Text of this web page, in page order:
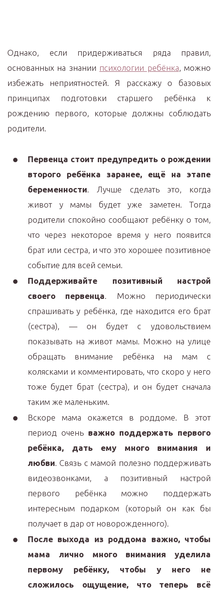
Однако, если придерживаться ряда правил,
основанных на знании психологии ребёнка, можно
избежать неприятностей. Я расскажу о базовых
принципах подготовки старшего ребёнка к
рождению первого, которые должны соблюдать
родители.
Первенца стоит предупредить о рождении
второго ребёнка заранее, ещё на этапе
беременности. Лучше сделать это, когда
живот у мамы будет уже заметен. Тогда
родители спокойно сообщают ребёнку о том,
что через некоторое время у него появится
брат или сестра, и что это хорошее позитивное
событие для всей семьи.
Поддерживайте позитивный настрой
своего первенца. Можно периодически
спрашивать у ребёнка, где находится его брат
(сестра), — он будет с удовольствием
показывать на живот мамы. Можно на улице
обращать внимание ребёнка на мам с
колясками и комментировать, что скоро у него
тоже будет брат (сестра), и он будет сначала
таким же маленьким.
Вскоре мама окажется в роддоме. В этот
период очень важно поддержать первого
ребёнка, дать ему много внимания и
любви. Связь с мамой полезно поддерживать
видеозвонками, а позитивный настрой
первого ребёнка можно поддержать
интересным подарком (который он как бы
получает в дар от новорожденного).
После выхода из роддома важно, чтобы
мама лично много внимания уделила
первому ребёнку, чтобы у него не
сложилось ощущение, что теперь всё